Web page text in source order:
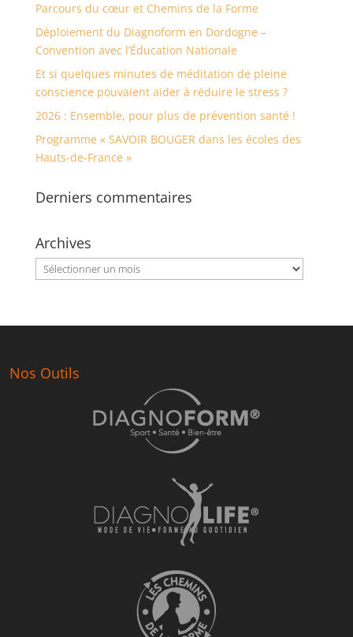
Parcours du cœur et Chemins de la Forme
Déploiement du Diagnoform en Dordogne –
Convention avec l’Éducation Nationale
Et si quelques minutes de méditation de pleine
conscience pouvaient aider à réduire le stress ?
2026 : Ensemble, pour plus de prévention santé !
Programme « SAVOIR BOUGER dans les écoles des
Hauts-de-France »
Derniers commentaires
Archives
Archives
Nos Outils